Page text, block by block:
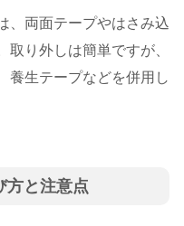
、両面テープやはさみ込
り外しは簡単ですが、
養生テープなどを併用し
方と注意点